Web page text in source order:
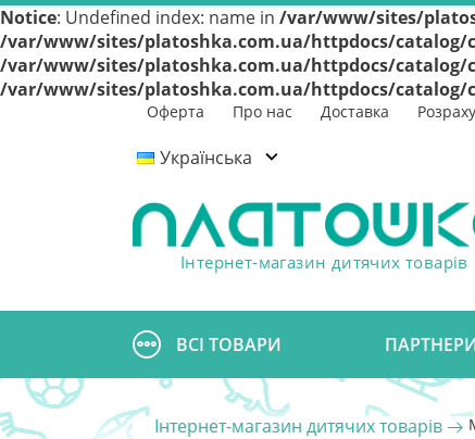
Notice: Undefined index: name in /var/www/sites/
/var/www/sites/platoshka.com.ua/httpdocs/
/var/www/sites/platoshka.com.ua/httpdocs/
/var/www/sites/platoshka.com.ua/httpdocs/
Оферта Про нас Доставка
Українська
Інтернет-магазин дитячих товарів
ВСІ ТОВАРИ
Інтернет-магазин дитячих товарів